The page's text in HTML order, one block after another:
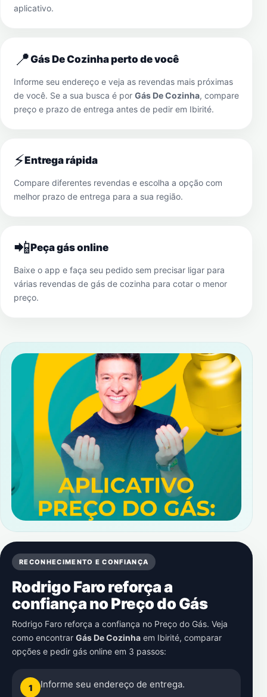
aplicativo.
📍Gás De Cozinha perto de você
Informe seu endereço e veja as revendas mais próximas
de você. Se a sua busca é por Gás De Cozinha, compare
preço e prazo de entrega antes de pedir em Ibirité.
⚡Entrega rápida
Compare diferentes revendas e escolha a opção com
melhor prazo de entrega para a sua região.
📲Peça gás online
Baixe o app e faça seu pedido sem precisar ligar para
várias revendas de gás de cozinha para cotar o menor
preço.
RECONHECIMENTO E CONFIANÇA
Rodrigo Faro reforça a
confiança no Preço do Gás
Rodrigo Faro reforça a confiança no Preço do Gás. Veja
como encontrar Gás De Cozinha em Ibirité, comparar
opções e pedir gás online em 3 passos:
1 Informe seu endereço de entrega.